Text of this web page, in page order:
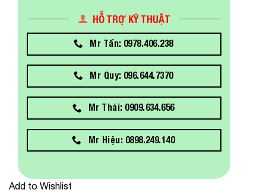
HỖ TRỢ KỸ THUẬT
Mr Tấn: 0978.406.238
Mr Quy: 096.644.7370
Mr Thái: 0909.634.656
Mr Hiệu: 0898.249.140
Add to Wishlist